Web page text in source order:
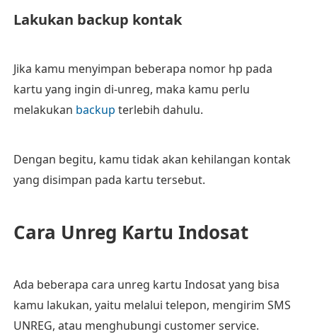
Lakukan backup kontak
Jika kamu menyimpan beberapa nomor hp pada
kartu yang ingin di-unreg, maka kamu perlu
melakukan backup terlebih dahulu.
Dengan begitu, kamu tidak akan kehilangan kontak
yang disimpan pada kartu tersebut.
Cara Unreg Kartu Indosat
Ada beberapa cara unreg kartu Indosat yang bisa
kamu lakukan, yaitu melalui telepon, mengirim SMS
UNREG, atau menghubungi customer service.